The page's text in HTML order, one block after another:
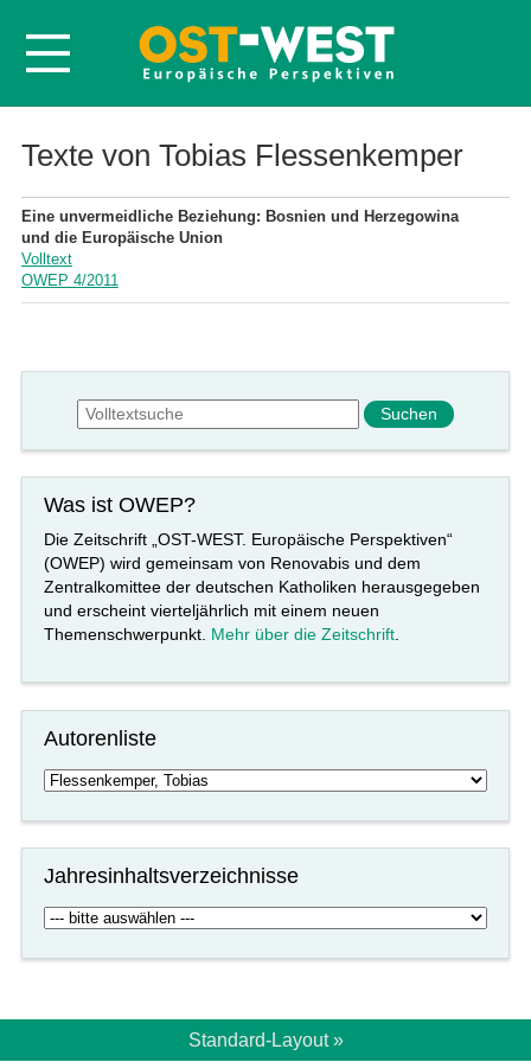
Startseite
Volltexte
Probeheft
Nachbestellen
Texte von Tobias Flessenkemper
Eine unvermeidliche Beziehung: Bosnien und Herzegowina
und die Europäische Union
Volltext
OWEP 4/2011
Suchformular
Suche
Was ist OWEP?
Die Zeitschrift „OST-WEST. Europäische Perspektiven“
(OWEP) wird gemeinsam von Renovabis und dem
Zentralkomittee der deutschen Katholiken herausgegeben
und erscheint vierteljährlich mit einem neuen
Themenschwerpunkt. Mehr über die Zeitschrift
Autorenliste
Jahresinhaltsverzeichnisse
Standard-Layout »